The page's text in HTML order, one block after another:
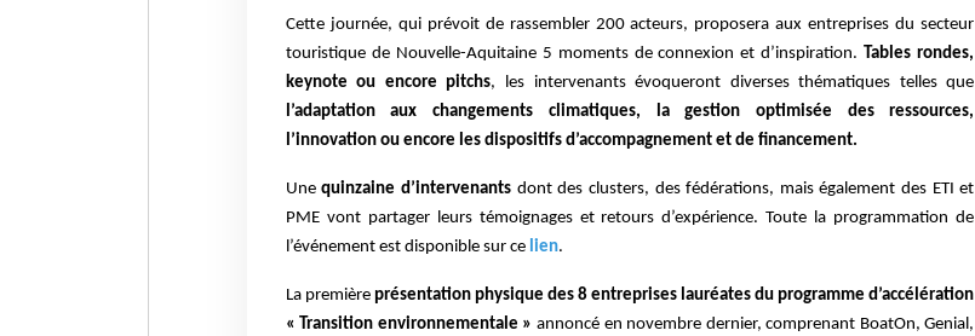
Cette journée, qui prévoit de rassembler 200 acteurs, proposera aux entreprises du secteur
touristique de Nouvelle-Aquitaine 5 moments de connexion et d’inspiration.
Tables rondes,
keynote ou encore pitchs, les intervenants évoqueront diverses thématiques telles que
l’adaptation aux changements climatiques, la gestion optimisée des ressources,
l’innovation ou encore les dispositifs d’accompagnement et de financement.
Unequinzaine d’intervenants dont des clusters, des fédérations, mais également des ETI et
PME vont partager leurs témoignages et retours d’expérience. Toute la programmation de
l’événement est disponible sur ce lien.
La premièreprésentation physique des 8 entreprises lauréates du programme d’accélération
« Transition environnementale » annoncé en novembre dernier, comprenant BoatOn, Genial,